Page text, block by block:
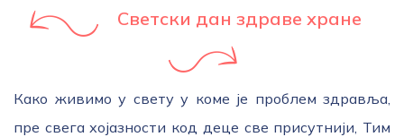
Светски дан здраве хране
Како живимо у свету у коме је проблем здравља,
пре свега хојазности код деце све присутнији, Тим